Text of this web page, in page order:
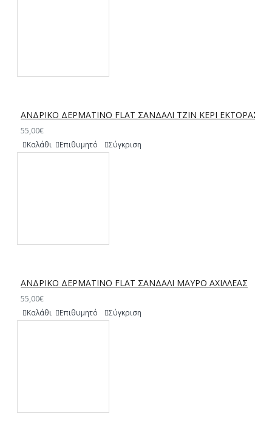
ΑΝΔΡΙΚΟ ΔΕΡΜΑΤΙΝΟ FLAT ΣΑΝΔΑΛΙ ΤΖΙΝ ΚΕΡΙ ΕΚΤΟΡΑΣ
55,00€
Καλάθι Επιθυμητό Σύγκριση
ΑΝΔΡΙΚΟ ΔΕΡΜΑΤΙΝΟ FLAT ΣΑΝΔΑΛΙ ΜΑΥΡΟ ΑΧΙΛΛΕΑΣ
55,00€
Καλάθι Επιθυμητό Σύγκριση